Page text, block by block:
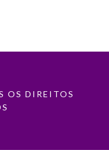
OS DIREITOS